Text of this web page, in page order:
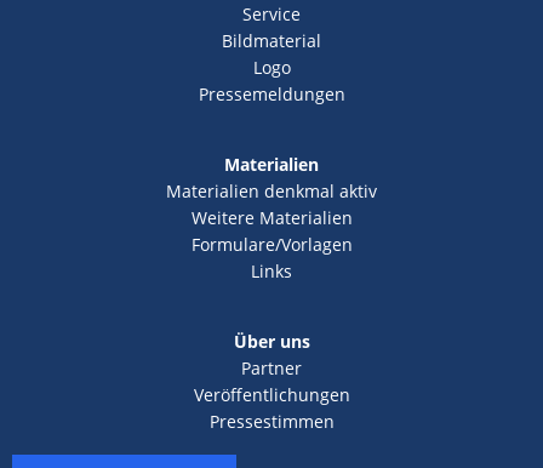
Service
Bildmaterial
Logo
Pressemeldungen
Materialien
Materialien denkmal aktiv
Weitere Materialien
Formulare/Vorlagen
Links
Über uns
Partner
Veröffentlichungen
Pressestimmen